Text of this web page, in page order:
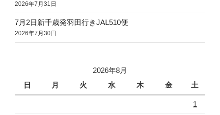
2026年7月31日
7月2日新千歳発羽田行きJAL510便
2026年7月30日
2026年8月
日
月 火 水 木 金 土
1